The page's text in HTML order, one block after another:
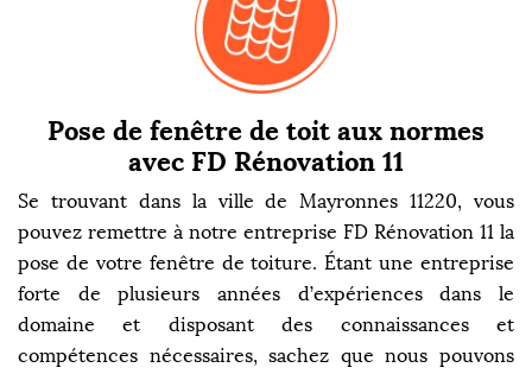
Pose de fenêtre de toit aux normes
avec FD Rénovation 11
Se trouvant dans la ville de Mayronnes 11220, vous
pouvez remettre à notre entreprise FD Rénovation 11 la
pose de votre fenêtre de toiture. Étant une entreprise
forte de plusieurs années d’expériences dans le
domaine et disposant des connaissances et
compétences nécessaires, sachez que nous pouvons